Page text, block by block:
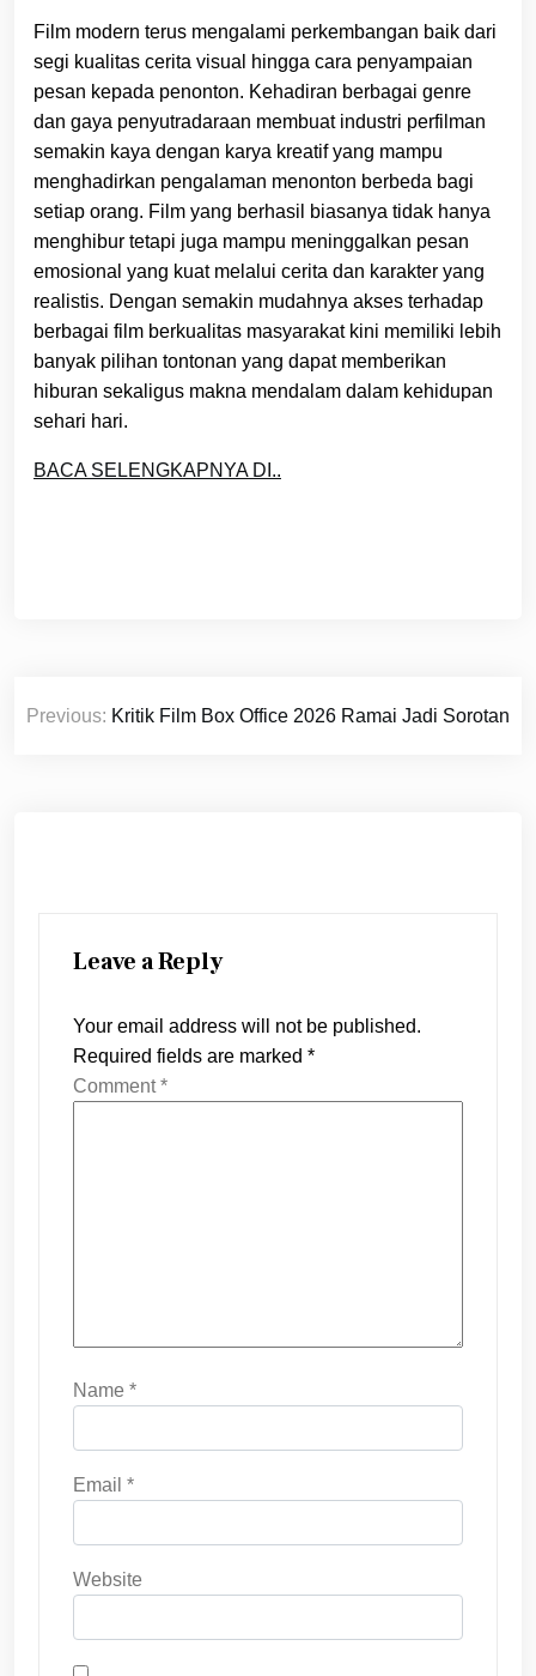
Film modern terus mengalami perkembangan baik dari
segi kualitas cerita visual hingga cara penyampaian
pesan kepada penonton. Kehadiran berbagai genre
dan gaya penyutradaraan membuat industri perfilman
semakin kaya dengan karya kreatif yang mampu
menghadirkan pengalaman menonton berbeda bagi
setiap orang. Film yang berhasil biasanya tidak hanya
menghibur tetapi juga mampu meninggalkan pesan
emosional yang kuat melalui cerita dan karakter yang
realistis. Dengan semakin mudahnya akses terhadap
berbagai film berkualitas masyarakat kini memiliki lebih
banyak pilihan tontonan yang dapat memberikan
hiburan sekaligus makna mendalam dalam kehidupan
sehari hari.
BACA SELENGKAPNYA DI..
Post
Previous: Kritik Film Box Office 2026 Ramai Jadi Sorotan
Leave a Reply
Your email address will not be published.
Required fields are marked *
Comment*
Name *
Email *
Website